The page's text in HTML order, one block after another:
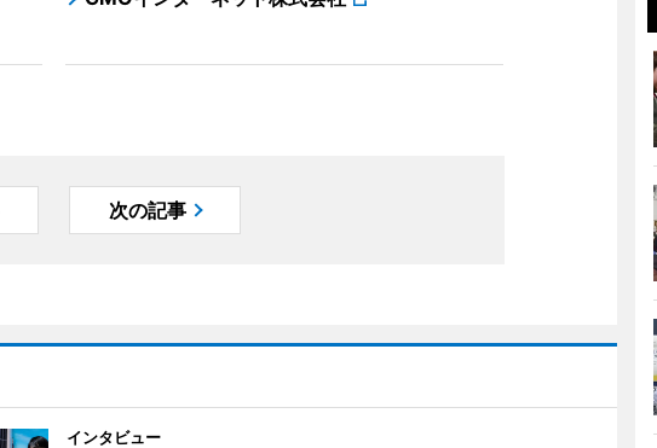
次の記事
インタビュー